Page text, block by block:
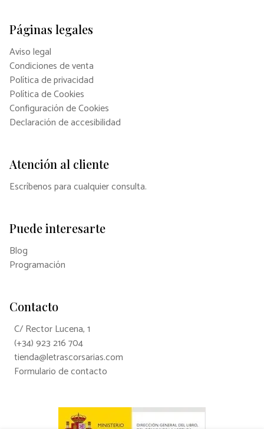
Páginas legales
Aviso legal
Condiciones de venta
Política de privacidad
Política de Cookies
Configuración de Cookies
Declaración de accesibilidad
Atención al cliente
Escríbenos para cualquier consulta.
Puede interesarte
Blog
Programación
Contacto
C/ Rector Lucena, 1
(+34) 923 216 704
tienda@letrascorsarias.com
Formulario de contacto